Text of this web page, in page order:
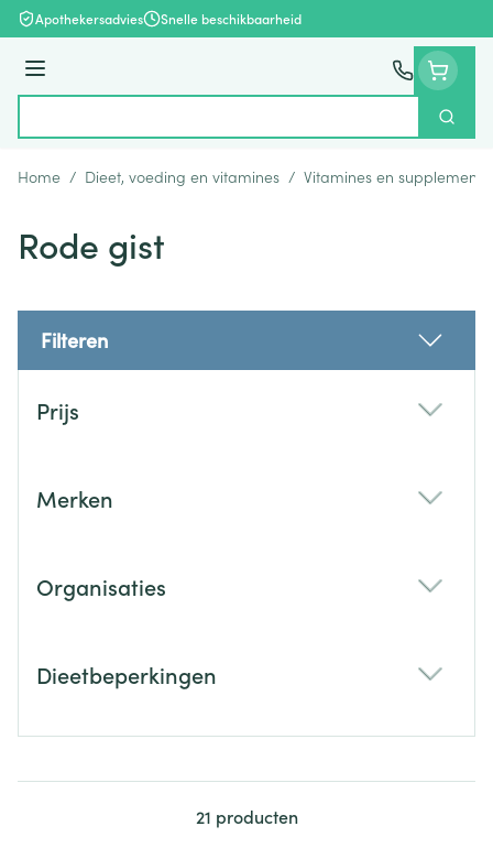
Ga naar de inhoud
Apothekersadvies Snelle beschikbaarheid
Menu
Zoek
Home / Dieet, voeding en vitamines / Vitamines en
Rode gist
Filteren
Prijs
Merken
Organisaties
Dieetbeperkingen
21 producten